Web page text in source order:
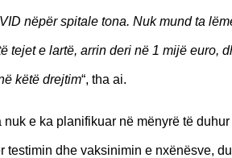
nëpër spitale tona. Nuk mund ta
tejet e lartë, arrin deri në 1 mijë euro,
këtë drejtim“, tha ai.
e ka planifikuar në mënyrë të
testimin dhe vaksinimin e nxënësve,